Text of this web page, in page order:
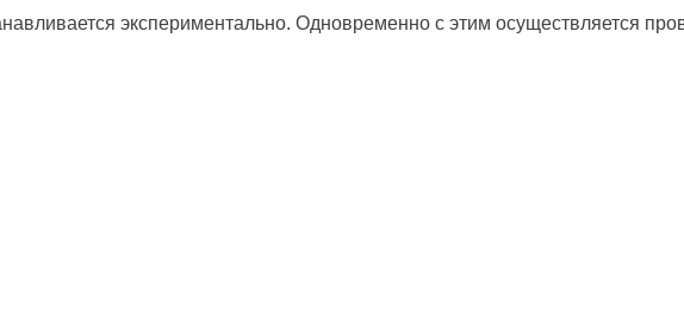
экспериментально. Одновременно с этим осуществляется